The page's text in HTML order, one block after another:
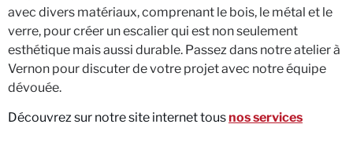
avec divers matériaux, comprenant le bois, le métal et le
verre, pour créer un escalier qui est non seulement
esthétique mais aussi durable. Passez dans notre atelier à
Vernon pour discuter de votre projet avec notre équipe
dévouée.
Découvrez sur notre site internet tousnos services